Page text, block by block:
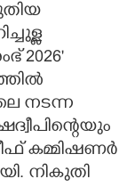
2026"
നടന്ന
കമ്മിഷണർ
നികുതി